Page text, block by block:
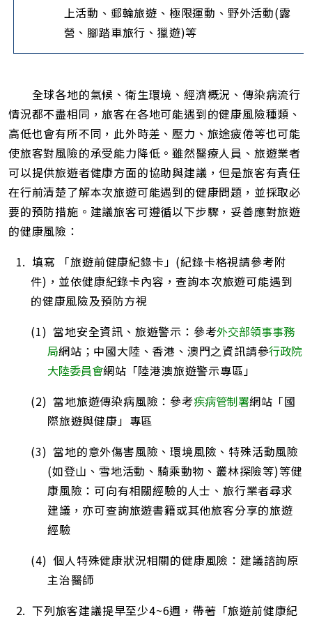
上活動、郵輪旅遊、極限運動、野外活動(露
營、腳踏車旅行、獵遊)等
全球各地的氣候、衛生環境、經濟概況、傳染病流行
情況都不盡相同，旅客在各地可能遇到的健康風險種類、
高低也會有所不同，此外時差、壓力、旅途疲倦等也可能
使旅客對風險的承受能力降低。雖然醫療人員、旅遊業者
可以提供旅遊者健康方面的協助與建議，但是旅客有責任
在行前清楚了解本次旅遊可能遇到的健康問題，並採取必
要的預防措施。建議旅客可遵循以下步驟，妥善應對旅遊
的健康風險：
1. 填寫 「旅遊前健康紀錄卡」(紀錄卡格視請參考附
件)，並依健康紀錄卡內容，查詢本次旅遊可能遇到
的健康風險及預防方視
(1) 當地安全資訊、旅遊警示：參考外交部領事事務
局網站；中國大陸、香港、澳門之資訊請參行政院
大陸委員會網站「陸港澳旅遊警示專區」
(2) 當地旅遊傳染病風險：參考疾病管制署網站「國
際旅遊與健康」專區
(3) 當地的意外傷害風險、環境風險、特殊活動風險
(如登山、雪地活動、騎乘動物、叢林探險等)等健
康風險：可向有相關經驗的人士、旅行業者尋求
建議，亦可查詢旅遊書籍或其他旅客分享的旅遊
經驗
(4) 個人特殊健康狀況相關的健康風險：建議諮詢原
主治醫師
2. 下列旅客建議提早至少4~6週，帶著「旅遊前健康紀